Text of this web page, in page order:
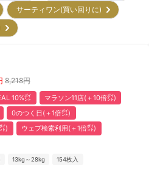
サーティワン(買い回りに)
)
8,218円
10%㌽
マラソン11店(＋10倍㌽)
0のつく日(＋1倍㌽)
)
ウェブ検索利用(＋1倍㌽)
13kg～28kg 154枚入